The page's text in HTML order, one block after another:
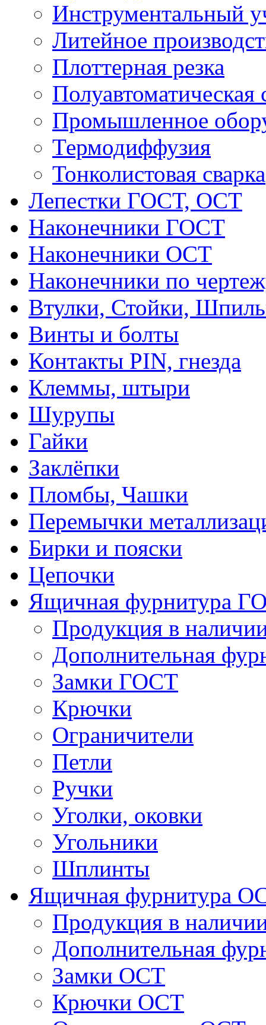
Инструментальный
Литейное
Плоттерная резка
Полуавтоматическая
Промышленное
Термодиффузия
Тонколистовая сварка
Лепестки ГОСТ, ОСТ
Наконечники ГОСТ
Наконечники ОСТ
Наконечники по
Втулки, Стойки,
Винты и болты
Контакты PIN, гнезда
Клеммы, штыри
Шурупы
Гайки
Заклёпки
Пломбы, Чашки
Перемычки
Бирки и пояски
Цепочки
Ящичная фурнитура
Продукция в
Дополнительная
Замки ГОСТ
Крючки
Ограничители
Петли
Ручки
Уголки, оковки
Угольники
Шплинты
Ящичная фурнитура
Продукция в
Дополнительная
Замки ОСТ
Крючки ОСТ